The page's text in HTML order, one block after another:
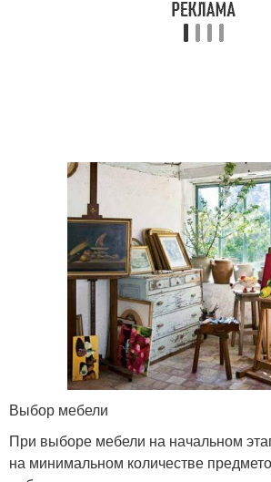
Выбор мебели
При выборе мебели на начальном
на минимальном количестве